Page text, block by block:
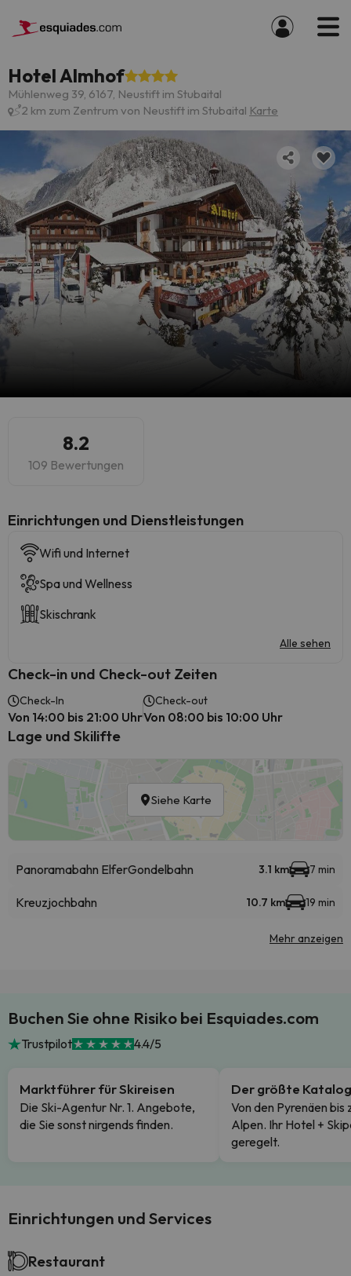
Hotel Almhof
Mühlenweg 39, 6167, Neustift im Stubaital
2 km zum Zentrum von Neustift im Stubaital Karte
8.2
109 Bewertungen
​Einrichtungen und Dienstleistungen
Wifi und Internet
Spa und Wellness
Skischrank
Alle sehen
Check-in und Check-out Zeiten
Check-In
Von 14:00 bis 21:00 Uhr
Check-out
Von 08:00 bis 10:00 Uhr
Lage und Skilifte
Siehe Karte
Panoramabahn ElferGondelbahn 3.1 km 7 min
Kreuzjochbahn 10.7 km 19 min
Mehr anzeigen
Buchen Sie ohne Risiko bei Esquiades.com
Trustpilot 4.4/5
Marktführer für Skireisen
Die Ski-Agentur Nr. 1. Angebote,
die Sie sonst nirgends finden.
Der größte Katalog
Von den Pyrenäen bis
Alpen. Ihr Hotel +
geregelt.
Einrichtungen und Services
Restaurant